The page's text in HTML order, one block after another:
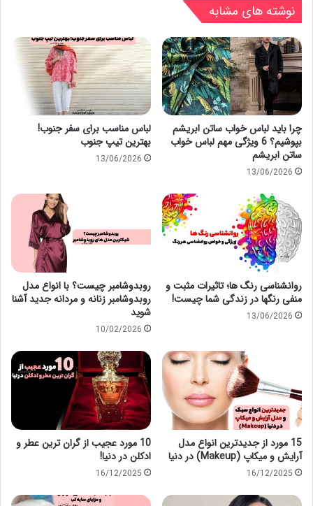
نوشته های مشابه
چرا باید لباس خواب ساتن ابریشم
بپوشیم؟ 6 ویژگی مهم لباس خواب
ساتن ابریشم
13/06/2026
لباس مناسب برای سفر جنوب!
بهترین تیپ جنوب
13/06/2026
روانشناسی رنگ ها؛ تاثیرات مثبت و
منفی رنگها در زندگی شما چیست!
13/06/2026
روبدوشامبر چیست؟ با انواع مدل
روبدوشامبر زنانه و مردانه جدید آشنا
شوید
10/02/2026
15 مورد از جدیدترین انواع مدل
آرایش و میکاپ (Makeup) در دنیا
16/12/2025
10 مورد عجیب از گران ترین عطر و
ادکلن در دنیا!
16/12/2025